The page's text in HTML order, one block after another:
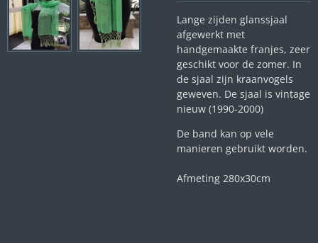
Lange zijden glanssjaal
afgewerkt met
handgemaakte franjes, zeer
geschikt voor de zomer. In
de sjaal zijn kraanvogels
geweven. De sjaal is vintage
nieuw (1990-2000)
De band kan op vele
manieren gebruikt worden.
Afmeting 280x30cm